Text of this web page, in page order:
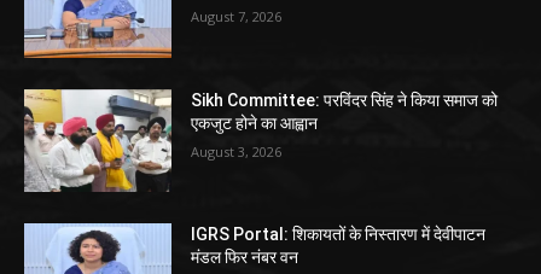
August 7, 2026
Sikh Committee: परविंदर सिंह ने किया समाज को
एकजुट होने का आह्वान
August 3, 2026
IGRS Portal: शिकायतों के निस्तारण में देवीपाटन
मंडल फिर नंबर वन